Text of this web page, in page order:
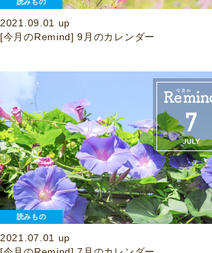
読みもの
2021.09.01 up
[今月のRemind] 9月のカレンダー
読みもの
2021.07.01 up